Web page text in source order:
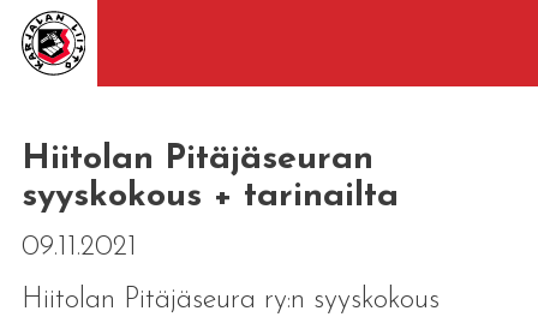
Hiitolan Pitäjäseuran
syyskokous + tarinailta
09.11.2021
Hiitolan Pitäjäseura ry:n syyskokous